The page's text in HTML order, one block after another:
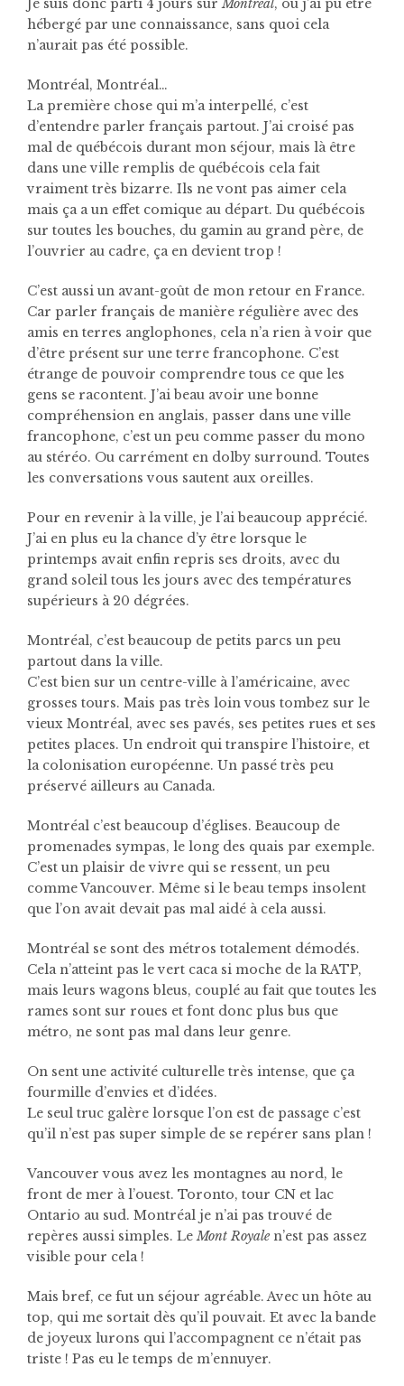
Je suis donc parti 4 jours surMontréal, où j’ai pu être
hébergé par une connaissance, sans quoi cela
n’aurait pas été possible.
Montréal, Montréal…
La première chose qui m’a interpellé, c’est
d’entendre parler français partout. J’ai croisé pas
mal de québécois durant mon séjour, mais là être
dans une ville remplis de québécois cela fait
vraiment très bizarre. Ils ne vont pas aimer cela
mais ça a un effet comique au départ. Du québécois
sur toutes les bouches, du gamin au grand père, de
l’ouvrier au cadre, ça en devient trop !
C’est aussi un avant-goût de mon retour en France.
Car parler français de manière régulière avec des
amis en terres anglophones, cela n’a rien à voir que
d’être présent sur une terre francophone. C’est
étrange de pouvoir comprendre tous ce que les
gens se racontent. J’ai beau avoir une bonne
compréhension en anglais, passer dans une ville
francophone, c’est un peu comme passer du mono
au stéréo. Ou carrément en dolby surround. Toutes
les conversations vous sautent aux oreilles.
Pour en revenir à la ville, je l’ai beaucoup apprécié.
J’ai en plus eu la chance d’y être lorsque le
printemps avait enfin repris ses droits, avec du
grand soleil tous les jours avec des températures
supérieurs à 20 dégrées.
Montréal, c’est beaucoup de petits parcs un peu
partout dans la ville.
C’est bien sur un centre-ville à l’américaine, avec
grosses tours. Mais pas très loin vous tombez sur le
vieux Montréal, avec ses pavés, ses petites rues et ses
petites places. Un endroit qui transpire l’histoire, et
la colonisation européenne. Un passé très peu
préservé ailleurs au Canada.
Montréal c’est beaucoup d’églises. Beaucoup de
promenades sympas, le long des quais par exemple.
C’est un plaisir de vivre qui se ressent, un peu
comme Vancouver. Même si le beau temps insolent
que l’on avait devait pas mal aidé à cela aussi.
Montréal se sont des métros totalement démodés.
Cela n’atteint pas le vert caca si moche de la RATP,
mais leurs wagons bleus, couplé au fait que toutes les
rames sont sur roues et font donc plus bus que
métro, ne sont pas mal dans leur genre.
On sent une activité culturelle très intense, que ça
fourmille d’envies et d’idées.
Le seul truc galère lorsque l’on est de passage c’est
qu’il n’est pas super simple de se repérer sans plan !
Vancouver vous avez les montagnes au nord, le
front de mer à l’ouest. Toronto, tour CN et lac
Ontario au sud. Montréal je n’ai pas trouvé de
repères aussi simples. LeMont Royalen’est pas assez
visible pour cela !
Mais bref, ce fut un séjour agréable. Avec un hôte au
top, qui me sortait dès qu’il pouvait. Et avec la bande
de joyeux lurons qui l’accompagnent ce n’était pas
triste ! Pas eu le temps de m’ennuyer.